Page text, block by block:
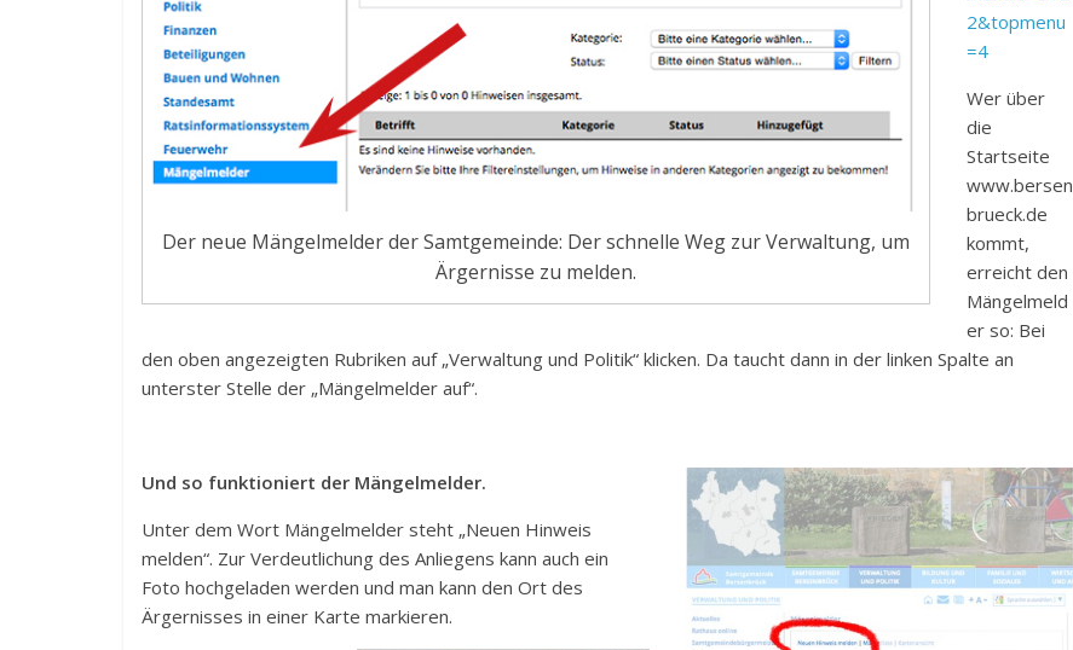
Der neue Mängelmelder der Samtgemeinde: Der schnelle Weg zur Verwaltung, um
Ärgernisse zu melden.
2&topmenu
=4
Wer über
die
Startseite
www.bersen
brueck.de
kommt,
erreicht den
Mängelmeld
er so: Bei
den oben angezeigten Rubriken auf „Verwaltung und Politik“ klicken. Da taucht dann in der linken Spalte an
unterster Stelle der „Mängelmelder auf“.
Und so funktioniert der Mängelmelder.
Unter dem Wort Mängelmelder steht „Neuen Hinweis
melden“. Zur Verdeutlichung des Anliegens kann auch ein
Foto hochgeladen werden und man kann den Ort des
Ärgernisses in einer Karte markieren.